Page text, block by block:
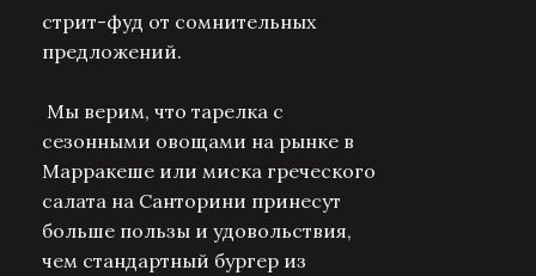
стрит-фуд от сомнительных
предложений.
Мы верим, что тарелка с
сезонными овощами на рынке в
Марракеше или миска греческого
салата на Санторини принесут
больше пользы и удовольствия,
чем стандартный бургер из